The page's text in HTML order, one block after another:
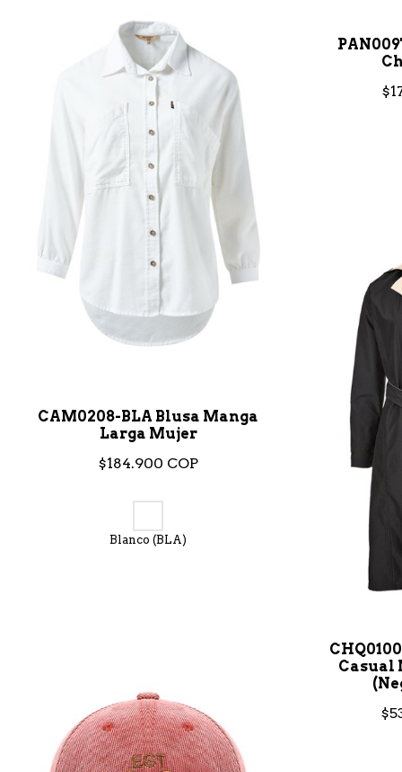
CAM0208-BLA Blusa Manga
Larga Mujer
$184.900 COP
Blanco (BLA)
Casual